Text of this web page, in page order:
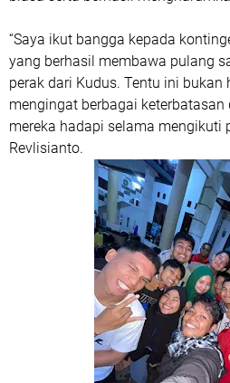
“Saya ikut bangga kepada
yang berhasil membawa pulang
perak dari Kudus. Tentu ini bukan
mengingat berbagai
mereka hadapi selama mengikuti
Revlisianto.